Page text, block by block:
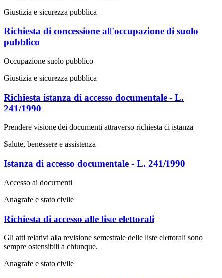
Giustizia e sicurezza pubblica
Richiesta di concessione all'occupazione di suolo
pubblico
Occupazione suolo pubblico
Giustizia e sicurezza pubblica
Richiesta istanza di accesso documentale - L.
241/1990
Prendere visione dei documenti attraverso richiesta di istanza
Salute, benessere e assistenza
Istanza di accesso documentale - L. 241/1990
Accesso ai documenti
Anagrafe e stato civile
Richiesta di accesso alle liste elettorali
Gli atti relativi alla revisione semestrale delle liste elettorali sono
sempre ostensibili a chiunque.
Anagrafe e stato civile